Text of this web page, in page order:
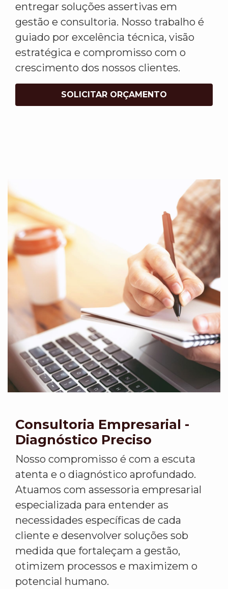
entregar soluções assertivas em
gestão e consultoria. Nosso trabalho é
guiado por excelência técnica, visão
estratégica e compromisso com o
crescimento dos nossos clientes.
SOLICITAR ORÇAMENTO
Consultoria Empresarial -
Diagnóstico Preciso
Nosso compromisso é com a escuta
atenta e o diagnóstico aprofundado.
Atuamos com assessoria empresarial
especializada para entender as
necessidades específicas de cada
cliente e desenvolver soluções sob
medida que fortaleçam a gestão,
otimizem processos e maximizem o
potencial humano.